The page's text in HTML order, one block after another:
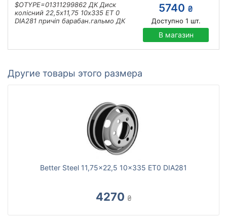
$OTYPE=01311299862 ДК Диск
колісний 22,5х11,75 10х335 ET 0
DIA281 причіп барабан.гальмо ДК
5740 ₴
Доступно 1 шт.
В магазин
Другие товары этого размера
Better Steel 11,75x22,5 10x335 ET0 DIA281
4270 ₴